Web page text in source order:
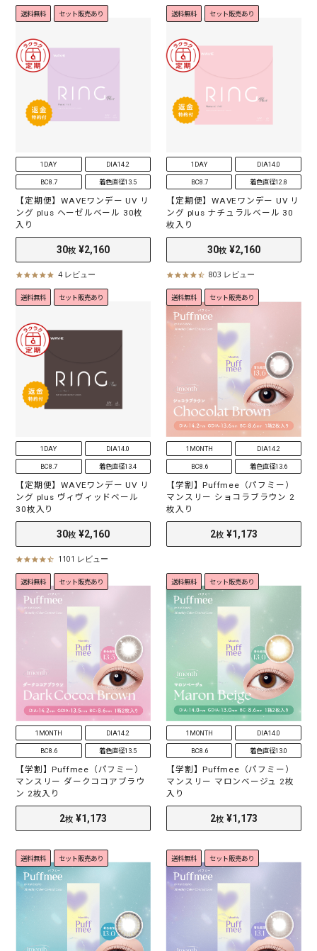
10枚¥1,018 30枚¥2,398
30枚
送料無料 セット販売あり
1DAY DIA14.2
BC8.7 着色直径13.5
【定期便】WAVEワンデー UV リ
ング plus ヘーゼルベール 30枚
入り
30枚
5
.
a
a
t
i
n
4 レビュー
送料無料 セット販売あり
1DAY DIA14.0
BC8.7 着色直径12.8
【定期便】WAVEワンデー UV リ
ング plus ナチュラルベール 30
枚入り
30 ¥2,160
4
.
s
n
g
803 レビュー
送料無料 セット販売あり
1DAY DIA14.0
BC8.7 着色直径13.4
【定期便】WAVEワンデー UV リ
ング plus ヴィヴィッドベール
30枚入り
¥2,160
.
s
i
n
g
1101 レビュー
送料無料 セット販売あり
1MONTH DIA14.2
BC8.6 着色直径13.6
【学割】Puffmee（パフミー）
マンスリー ショコラブラウン 2
枚入り
2枚¥1,173
送料無料 セット販売あり
1MONTH DIA14.2
BC8.6 着色直径13.5
【学割】Puffmee（パフミー）
マンスリー ダークココアブラウ
ン 2枚入り
送料無料 セット販売あり
1MONTH DIA14.0
BC8.6 着色直径13.0
【学割】Puffmee（パフミー）
マンスリー マロンベージュ 2枚
入り
送料無料 セット販売あり 送料無料 セット販売あり